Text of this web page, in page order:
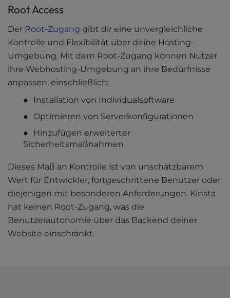
Root Access
Der Root-Zugang gibt dir eine unvergleichliche
Kontrolle und Flexibilität über deine Hosting-
Umgebung. Mit dem Root-Zugang können Nutzer
ihre Webhosting-Umgebung an ihre Bedürfnisse
anpassen, einschließlich:
Installation von Individualsoftware
Optimieren von Serverkonfigurationen
Hinzufügen erweiterter
Sicherheitsmaßnahmen
Dieses Maß an Kontrolle ist von unschätzbarem
Wert für Entwickler, fortgeschrittene Benutzer oder
diejenigen mit besonderen Anforderungen. Kinsta
hat keinen Root-Zugang, was die
Benutzerautonomie über das Backend deiner
Website einschränkt.